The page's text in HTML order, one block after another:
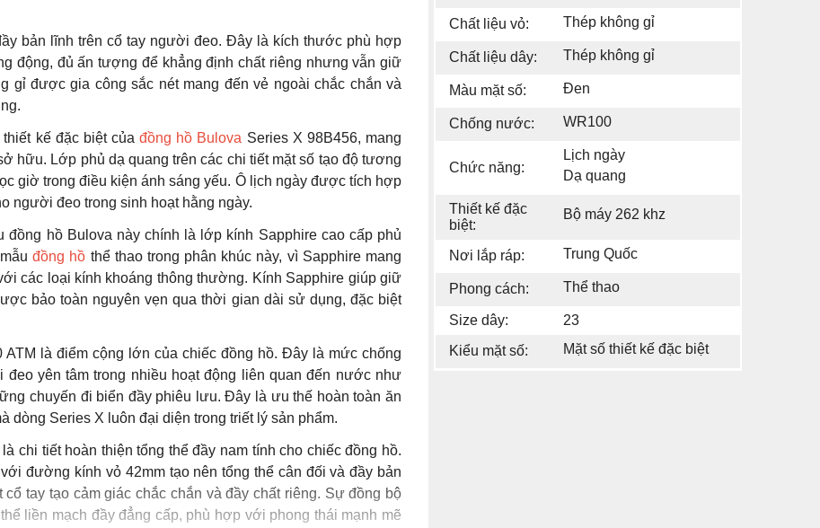
bản lĩnh trên cổ tay người đeo. Đây là kích thước phù hợp
động, đủ ấn tượng để khẳng định chất riêng nhưng vẫn giữ
gỉ được gia công sắc nét mang đến vẻ ngoài chắc chắn và
thiết kế đặc biệt củađồng hồ Bulova Series X 98B456, mang
hữu. Lớp phủ dạ quang trên các chi tiết mặt số tạo độ tương
giờ trong điều kiện ánh sáng yếu. Ô lịch ngày được tích hợp
người đeo trong sinh hoạt hằng ngày.
hồ Bulova này chính là lớp kính Sapphire cao cấp phủ
mẫuđồng hồ thể thao trong phân khúc này, vì Sapphire mang
các loại kính khoáng thông thường. Kính Sapphire giúp giữ
bảo toàn nguyên vẹn qua thời gian dài sử dụng, đặc biệt
là điểm cộng lớn của chiếc đồng hồ. Đây là mức chống
yên tâm trong nhiều hoạt động liên quan đến nước như
chuyến đi biển đầy phiêu lưu. Đây là ưu thế hoàn toàn ăn
dòng Series X luôn đại diện trong triết lý sản phẩm.
chi tiết hoàn thiện tổng thể đầy nam tính cho chiếc đồng hồ.
đường kính vỏ 42mm tạo nên tổng thể cân đối và đầy bản
tay tạo cảm giác chắc chắn và đầy chất riêng. Sự đồng bộ
liền mạch đầy đẳng cấp, phù hợp với phong thái mạnh mẽ
Chất liệu vỏ: Thép không gỉ
Chất liệu dây: Thép không gỉ
Màu mặt số: Đen
Chống nước: WR100
Chức năng:
Lịch ngày
Dạ quang
Thiết kế đặc
biệt:
Bộ máy 262 khz
Nơi lắp ráp: Trung Quốc
Phong cách: Thể thao
Size dây:
23
Kiểu mặt số:
Mặt số thiết kế đặc biệt